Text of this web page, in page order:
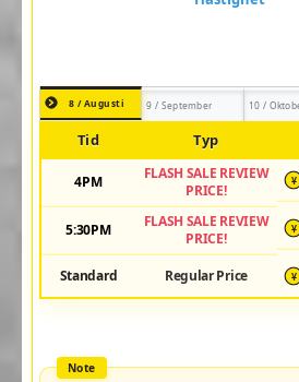
8 / Augusti 9 / September 10 /
Tid Typ
4PM
FLASH SALE REVIEW
PRICE!
¥
5:30PM
FLASH SALE REVIEW
PRICE!
¥
Standard Regular Price ¥